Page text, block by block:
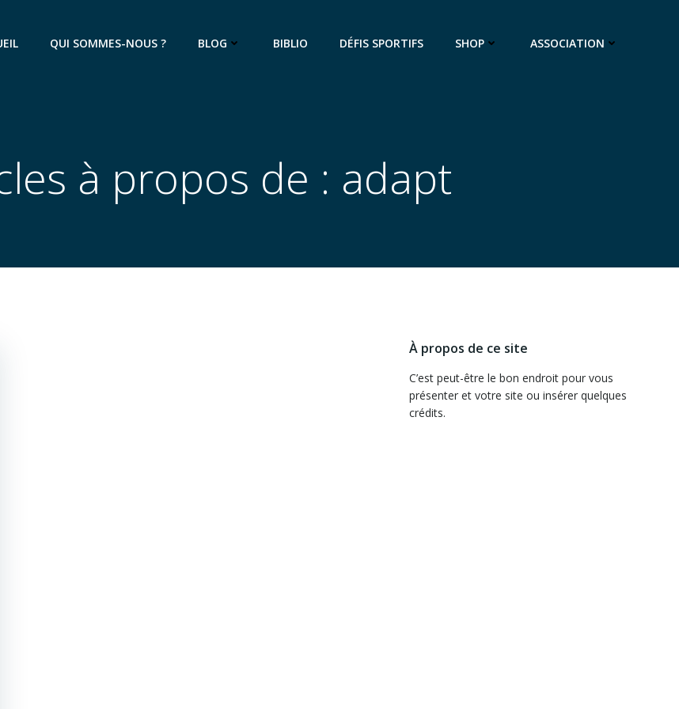
QUI SOMMES-NOUS ? BLOG BIBLIO DÉFIS SPORTIFS SHOP ASSOCIATION
à propos de : adapt
À propos de ce site
C’est peut-être le bon endroit pour vous
présenter et votre site ou insérer quelques
crédits.